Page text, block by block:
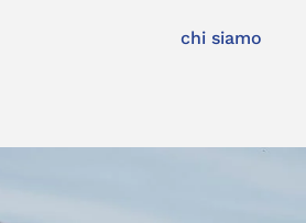
chi siamo